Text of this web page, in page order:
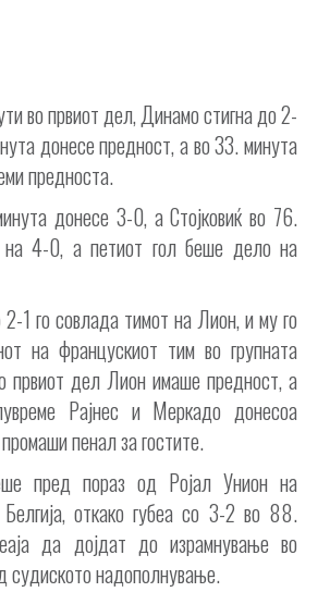
во првиот дел, Динамо стигна до 2-
донесе предност, а во 33. минута
предноста.
донесе 3-0, а Стојковиќ во 76.
на 4-0, а петиот гол беше дело на
1 го совлада тимот на Лион, и му го
на францускиот тим во групната
дел Лион имаше предност, а
Рајнес и Меркадо донесоа
пенал за гостите.
пред пораз од Ројал Унион на
откако губеа со 3-2 во 88.
да дојдат до израмнување во
судиското надополнување.